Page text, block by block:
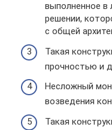
выполненное
решении,
с общей
Такая
прочностью и
Несложный
возведения
Такая